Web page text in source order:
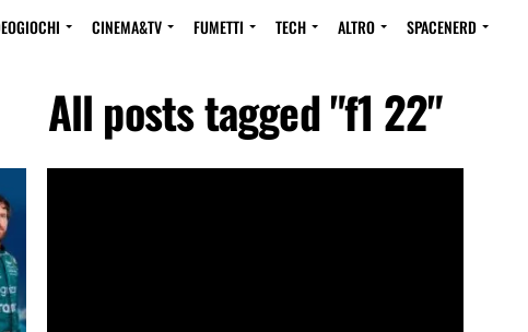
CINEMA&TV FUMETTI TECH ALTRO SPACENERD
All posts tagged "f1 22"